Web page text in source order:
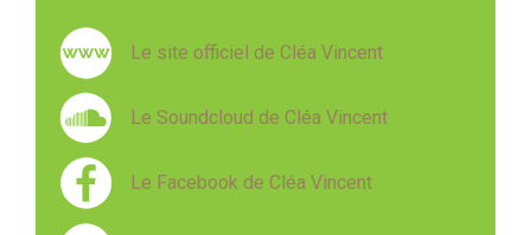
Le site officiel de Cléa Vincent
Le Soundcloud de Cléa Vincent
Le Facebook de Cléa Vincent